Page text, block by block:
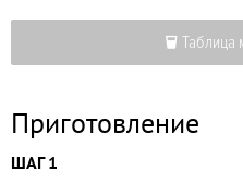
Таблица
Приготовление
ШАГ 1